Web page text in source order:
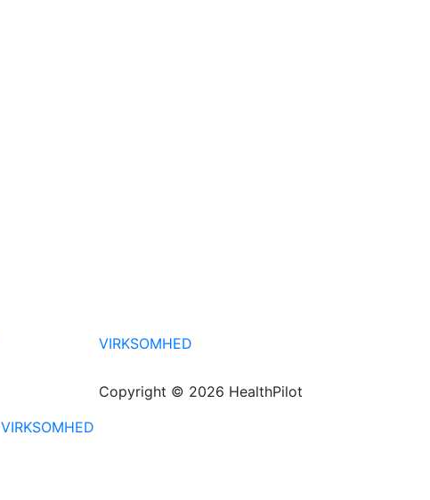
VIRKSOMHED
Copyright © 2026 HealthPilot
VIRKSOMHED